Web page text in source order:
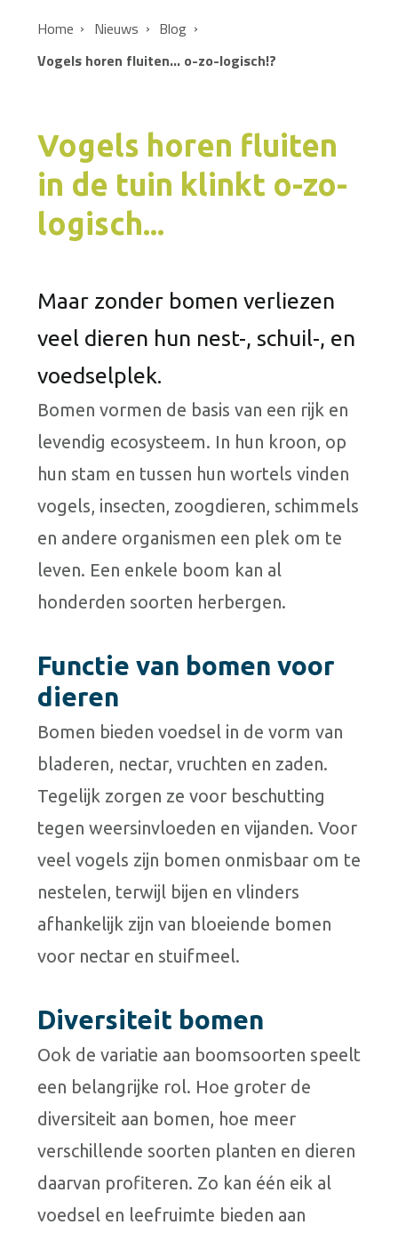
Home Nieuws
Blog
Vogels horen fluiten... o-zo-logisch!?
Vogels horen fluiten
in de tuin klinkt o-zo-
logisch...
Maar zonder bomen verliezen
veel dieren hun nest-, schuil-, en
voedselplek.
Bomen vormen de basis van een rijk en
levendig ecosysteem. In hun kroon, op
hun stam en tussen hun wortels vinden
vogels, insecten, zoogdieren, schimmels
en andere organismen een plek om te
leven. Een enkele boom kan al
honderden soorten herbergen.
Functie van bomen voor
dieren
Bomen bieden voedsel in de vorm van
bladeren, nectar, vruchten en zaden.
Tegelijk zorgen ze voor beschutting
tegen weersinvloeden en vijanden. Voor
veel vogels zijn bomen onmisbaar om te
nestelen, terwijl bijen en vlinders
afhankelijk zijn van bloeiende bomen
voor nectar en stuifmeel.
Diversiteit bomen
Ook de variatie aan boomsoorten speelt
een belangrijke rol. Hoe groter de
diversiteit aan bomen, hoe meer
verschillende soorten planten en dieren
daarvan profiteren. Zo kan één eik al
voedsel en leefruimte bieden aan